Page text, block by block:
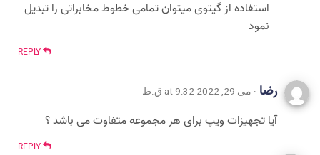
استفاده از گیتوی میتوان تمامی خطوط مخابراتی را تبدیل
نمود
رضا · می 29, 2022 at 9:32 ق.ظ
آیا تجهیزات ویپ برای هر مجموعه متفاوت می باشد ؟